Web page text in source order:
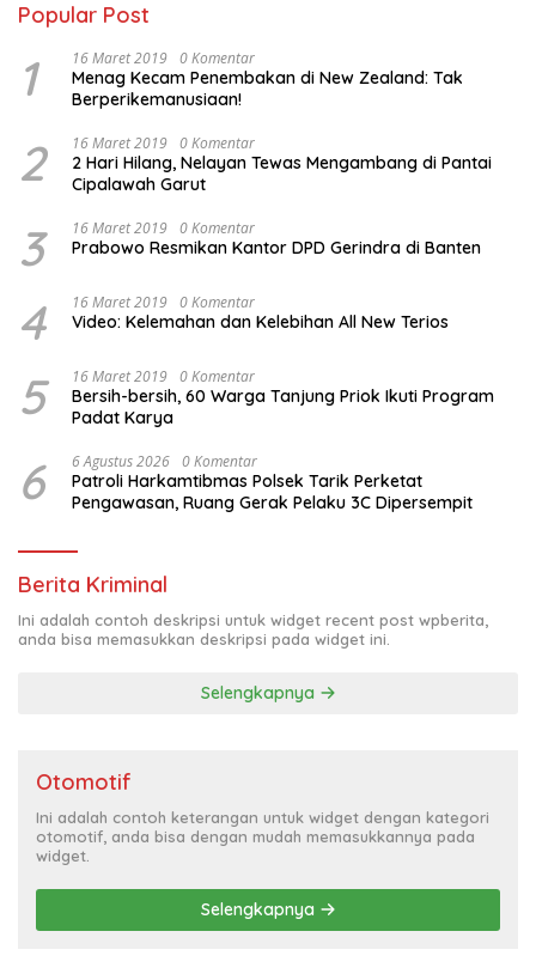
Popular Post
1 16 Maret 2019 0 Komentar
Menag Kecam Penembakan di New Zealand: Tak
Berperikemanusiaan!
2 16 Maret 2019 0 Komentar
2 Hari Hilang, Nelayan Tewas Mengambang di Pantai
Cipalawah Garut
3 16 Maret 2019 0 Komentar
Prabowo Resmikan Kantor DPD Gerindra di Banten
4 16 Maret 2019 0 Komentar
Video: Kelemahan dan Kelebihan All New Terios
5 16 Maret 2019 0 Komentar
Bersih-bersih, 60 Warga Tanjung Priok Ikuti Program
Padat Karya
6 6 Agustus 2026 0 Komentar
Patroli Harkamtibmas Polsek Tarik Perketat
Pengawasan, Ruang Gerak Pelaku 3C Dipersempit
Berita Kriminal
Ini adalah contoh deskripsi untuk widget recent post wpberita,
anda bisa memasukkan deskripsi pada widget ini.
Selengkapnya
Otomotif
Ini adalah contoh keterangan untuk widget dengan kategori
otomotif, anda bisa dengan mudah memasukkannya pada
widget.
Selengkapnya